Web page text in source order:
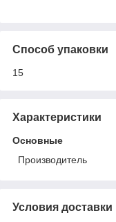
Способ упаковки
15
Характеристики
Основные
Производитель
Условия доставки